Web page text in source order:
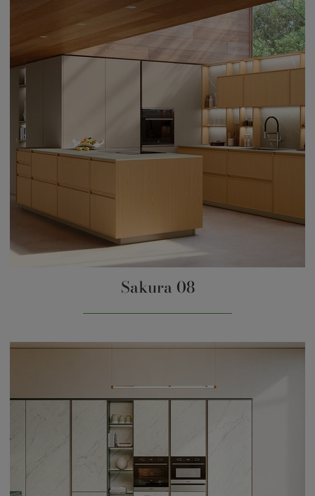
Sakura 08